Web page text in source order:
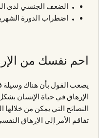
الضعف الجنسي لدى
اضطراب الدورة
احم نفسك من
يصعب القول بأن هناك وسيلة
الإرهاق في حياة الإنسان
النصائح التي يمكن من
تفاقم الأمر إلى الإرهاق